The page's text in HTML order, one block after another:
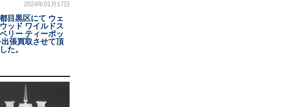
2024年01月17日
目黒区にて ウェ
ッド ワイルドス
ベリー ティーポッ
出張買取させて頂
た。